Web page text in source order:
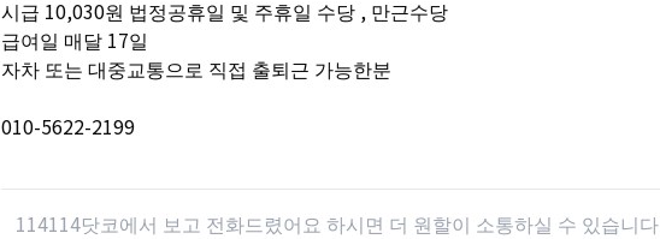
시급 10,030원 법정공휴일 및 주휴일 수당 , 만근수당
급여일 매달 17일
자차 또는 대중교통으로 직접 출퇴근 가능한분
010-5622-2199
114114닷코에서 보고 전화드렸어요 하시면 더 원할이 소통하실 수 있습니다